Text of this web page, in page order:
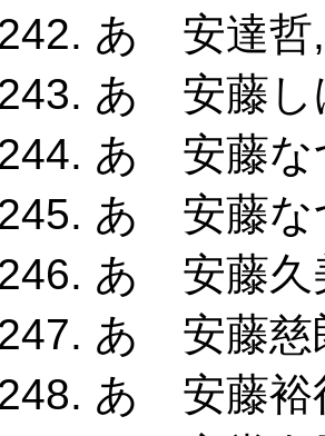
あ 安達哲
あ 安藤し
あ 安藤な
あ 安藤な
あ 安藤久
あ 安藤
あ 安藤